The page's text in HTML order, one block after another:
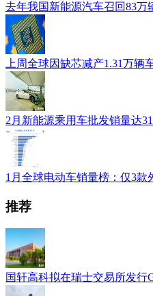
去年我国新能源汽车召回83万
上周全球因缺芯减产1.31万辆
2月新能源乘用车批发销量达
1月全球电动车销量榜：仅3款
推荐
国轩高科拟在瑞士交易所发行